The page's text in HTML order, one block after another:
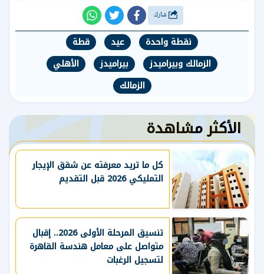
نقطة واحدة عيد
قطة
الزمالك وبيراميدز
بيراميدز
الأهلي
الزمالك
الأكثر مشاهدة
كل ما تريد معرفته عن شقق الإيجار
التمليكي 2026 قبل التقديم
تنسيق المرحلة الأولى 2026.. إقبال
متواصل على معامل هندسة القاهرة
لتسجيل الرغبات